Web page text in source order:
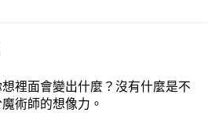
裡面會變出什麼？沒有什麼是不
術師的想像力。